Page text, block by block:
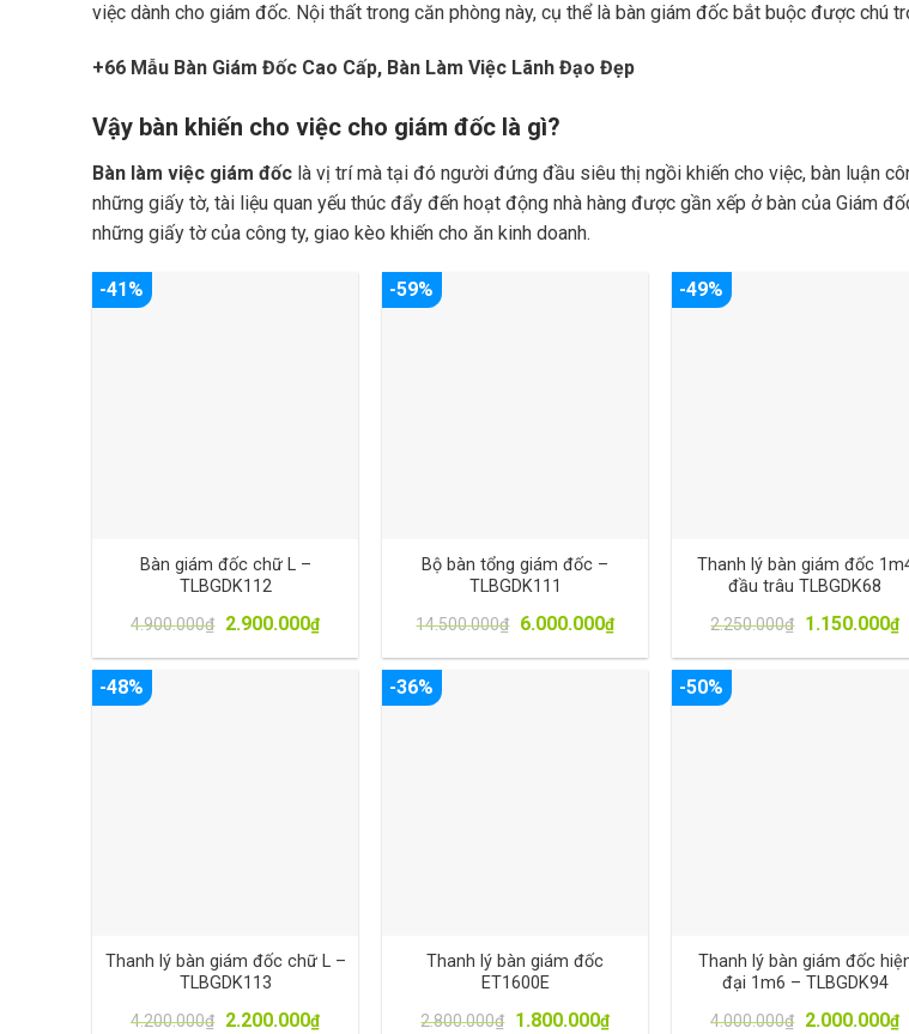
việc dành cho giám đốc. Nội thất trong căn phòng này, cụ thể là bàn giám đốc bắt buộc được chú
+66 Mẫu Bàn Giám Đốc Cao Cấp, Bàn Làm Việc Lãnh Đạo Đẹp
Vậy bàn khiến cho việc cho giám đốc là gì?
Bàn làm việc giám đốc là vị trí mà tại đó người đứng đầu siêu thị ngồi khiến cho việc, bàn luận
những giấy tờ, tài liệu quan yếu thúc đẩy đến hoạt động nhà hàng được gần xếp ở bàn của Giám
những giấy tờ của công ty, giao kèo khiến cho ăn kinh doanh.
-41%
Bàn giám đốc chữ L –
TLBGDK112
4.900.000₫ 2.900.000₫
-59%
Bộ bàn tổng giám đốc –
TLBGDK111
14.500.000₫ 6.000.000₫
-49%
Thanh lý bàn giám đốc
đầu trâu TLBGDK68
2.250.000₫ 1.150.000₫
-48%
Thanh lý bàn giám đốc chữ L –
TLBGDK113
4.200.000₫ 2.200.000₫
-36%
Thanh lý bàn giám đốc
ET1600E
2.800.000₫ 1.800.000₫
-50%
Thanh lý bàn giám đốc
đại 1m6 – TLBGDK94
4.000.000₫ 2.000.000₫